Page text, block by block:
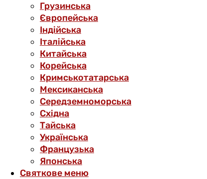
Грузинська
Європейська
Індійська
Італійська
Китайська
Корейська
Кримськотатарська
Мексиканська
Середземноморська
Східна
Тайська
Українська
Французька
Японська
Святкове меню